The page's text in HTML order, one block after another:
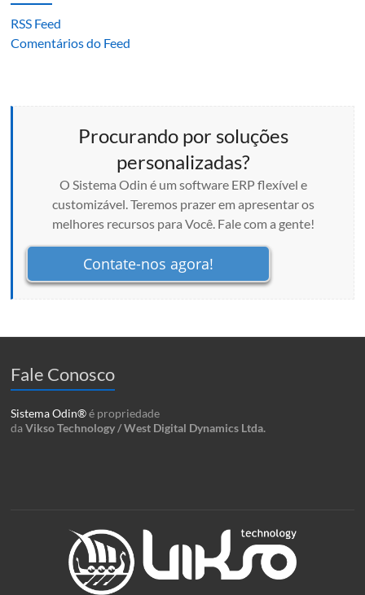
RSS Feed
Comentários do Feed
Procurando por soluções
personalizadas?
O Sistema Odin é um software ERP flexível e
customizável. Teremos prazer em apresentar os
melhores recursos para Você. Fale com a gente!
Contate-nos agora!
Fale Conosco
Sistema Odin®é propriedade
daVikso Technology / West Digital Dynamics Ltda.